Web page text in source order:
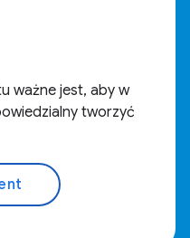
ważne jest, aby w
tworzyć